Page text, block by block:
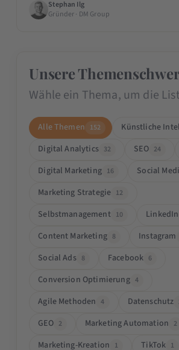
Stephan Ilg
Gründer · DM Group
Unsere
Wähle ein Thema, um die
Alle Themen 152 Künstliche
Digital Analytics 32 SEO 24
Digital Marketing 16 Social
Marketing Strategie 12
Selbstmanagement 10 LinkedIn
Content Marketing 8 Instagram
Social Ads 8 Facebook 6
Conversion Optimierung 4
Agile Methoden 4 Datenschutz
GEO 2 Marketing Automation 2
Marketing-Kreation 1 TikTok 1